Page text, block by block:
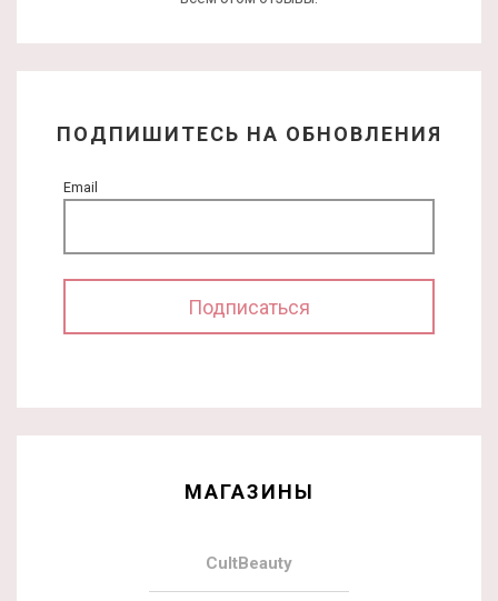
ПОДПИШИТЕСЬ НА ОБНОВЛЕНИЯ
Email
МАГАЗИНЫ
CultBeauty